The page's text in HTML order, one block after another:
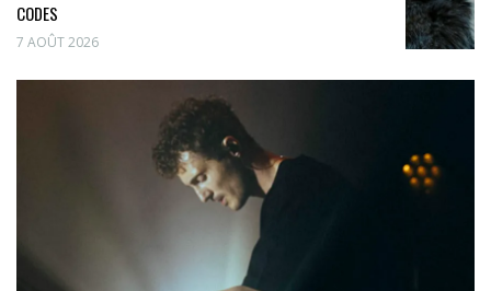
CODES
7 AOÛT 2026